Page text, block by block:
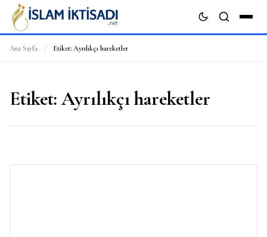
Ana Sayfa / Etiket: Ayrılıkçı hareketler
Etiket:Ayrılıkçı hareketler